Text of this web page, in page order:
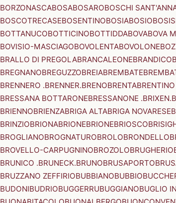
BORZONASCABOSABOSAROBOSCHI
BOSCOTRECASEBOSENTINOBOSIABOSIO
BOTTANUCOBOTTICINOBOTTIDDABOVABOVA
BOVISIO-MASCIAGOBOVOLENTABOVOLONE
BRALLO DI PREGOLABRANCALEONEBRANDICO
BREGNANOBREGUZZOBREIABREMBATE
BRENNERO .BRENNER.BRENOBRENTA
BRESSANA BOTTARONEBRESSANONE .BRIXEN.
BRIENNOBRIENZABRIGA ALTABRIGA NOVARESE
BRINZIOBRIONABRIONEBRIONEBRIOSCO
BROGLIANOBROGNATUROBROLOBRONDELLO
BROVELLO-CARPUGNINOBROZOLOBRUGHERIO
BRUNICO .BRUNECK.BRUNOBRUSAPORTO
BRUZZANO ZEFFIRIOBUBBIANOBUBBIO
BUDONIBUDRIOBUGGERRUBUGGIANOBUGLIO